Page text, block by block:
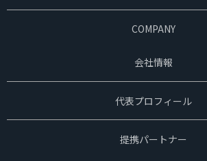
COMPANY
会社情報
代表プロフィール
提携パートナー